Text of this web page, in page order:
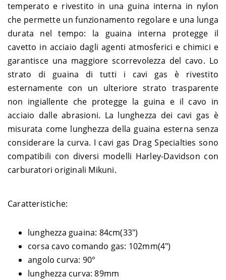
temperato e rivestito in una guina interna in nylon
che permette un funzionamento regolare e una lunga
durata nel tempo: la guaina interna protegge il
cavetto in acciaio dagli agenti atmosferici e chimici e
garantisce una maggiore scorrevolezza del cavo. Lo
strato di guaina di tutti i cavi gas è rivestito
esternamente con un ulteriore strato trasparente
non ingiallente che protegge la guina e il cavo in
acciaio dalle abrasioni. La lunghezza dei cavi gas è
misurata come lunghezza della guaina esterna senza
considerare la curva. I cavi gas Drag Specialties sono
compatibili con diversi modelli Harley-Davidson con
carburatori originali Mikuni.
Caratteristiche:
lunghezza guaina: 84cm(33")
corsa cavo comando gas: 102mm(4")
angolo curva: 90°
lunghezza curva: 89mm